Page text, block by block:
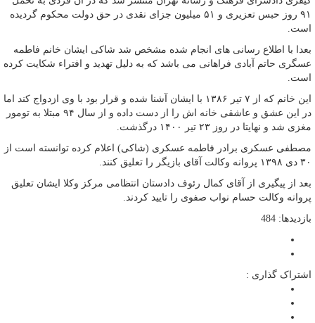
۹۱ روز حبس تعزیری و ۵۱ میلیون جزای نقدی در حق دولت محکوم گردیده
است.
بعدا با اطلاع رسانی های انجام شده مشخص شد شاکی ایشان خانم فاطمه
عسگری حاتم آبادی فراهانی می باشد که به دلیل تهدید و افتراء شکایت کرده
است.
این خانم که از ۷ تیر ۱۳۸۶ با ایشان آشنا شده و قرار بود با وی ازدواج کند اما
در این عشق و عاشقی خانه اش را از دست داده و از سال ۹۴ مبتلا به تومور
مغزی شد و نهایتا در روز ۲۳ تیر ۱۴۰۰ درگذشت.
مصطفی عسکری برادر فاطمه عسکری (شاکی) اعلام کرده توانسته است از
۳۰ دی ۱۳۹۸ پروانه وکالت آقای بازیگر را تعلیق کنند.
بعد از پیگیری از آقای کمال رئوف دادستان انتظامی مرکز وکلا ایشان تعلیق
پروانه وکالت حسام نواب صفوی را تایید کردند.
بازدیدها: 484
اشتراک گذاری :